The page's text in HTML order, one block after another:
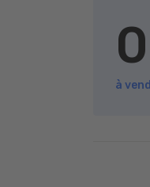
0
à